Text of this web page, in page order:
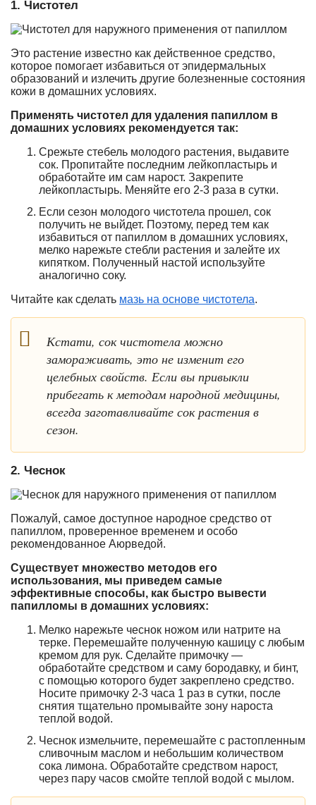
1. Чистотел
Это растение известно как действенное средство,
которое помогает избавиться от эпидермальных
образований и излечить другие болезненные состояния
кожи в домашних условиях.
Применять чистотел для удаления папиллом в
домашних условиях рекомендуется так:
Срежьте стебель молодого растения, выдавите
сок. Пропитайте последним лейкопластырь и
обработайте им сам нарост. Закрепите
лейкопластырь. Меняйте его 2-3 раза в сутки.
Если сезон молодого чистотела прошел, сок
получить не выйдет. Поэтому, перед тем как
избавиться от папиллом в домашних условиях,
мелко нарежьте стебли растения и залейте их
кипятком. Полученный настой используйте
аналогично соку.
Читайте как сделать мазь на основе чистотела.
Кстати, сок чистотела можно
замораживать, это не изменит его
целебных свойств. Если вы привыкли
прибегать к методам народной медицины,
всегда заготавливайте сок растения в
сезон.
2. Чеснок
Пожалуй, самое доступное народное средство от
папиллом, проверенное временем и особо
рекомендованное Аюрведой.
Существует множество методов его
использования, мы приведем самые
эффективные способы, как быстро вывести
папилломы в домашних условиях:
Мелко нарежьте чеснок ножом или натрите на
терке. Перемешайте полученную кашицу с любым
кремом для рук. Сделайте примочку —
обработайте средством и саму бородавку, и бинт,
с помощью которого будет закреплено средство.
Носите примочку 2-3 часа 1 раз в сутки, после
снятия тщательно промывайте зону нароста
теплой водой.
Чеснок измельчите, перемешайте с растопленным
сливочным маслом и небольшим количеством
сока лимона. Обработайте средством нарост,
через пару часов смойте теплой водой с мылом.